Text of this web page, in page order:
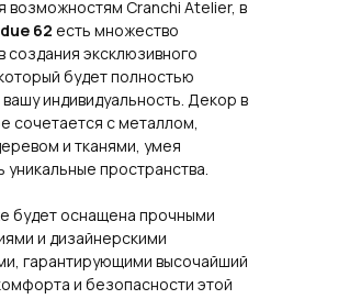
возможностям Cranchi Atelier, в
62 есть множество
создания эксклюзивного
будет полностью
индивидуальность. Декор в
сочетается с металлом,
и тканями, умея
уникальные пространства.
будет оснащена прочными
и дизайнерскими
гарантирующими высочайший
и безопасности этой